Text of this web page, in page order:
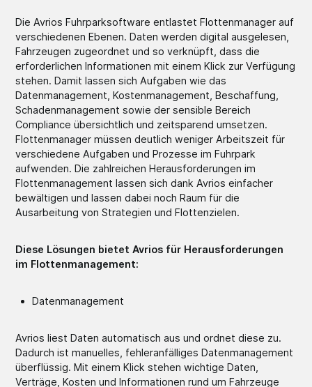
Die Avrios Fuhrparksoftware entlastet Flottenmanager auf
verschiedenen Ebenen. Daten werden digital ausgelesen,
Fahrzeugen zugeordnet und so verknüpft, dass die
erforderlichen Informationen mit einem Klick zur Verfügung
stehen. Damit lassen sich Aufgaben wie das
Datenmanagement, Kostenmanagement, Beschaffung,
Schadenmanagement sowie der sensible Bereich
Compliance übersichtlich und zeitsparend umsetzen.
Flottenmanager müssen deutlich weniger Arbeitszeit für
verschiedene Aufgaben und Prozesse im Fuhrpark
aufwenden. Die zahlreichen Herausforderungen im
Flottenmanagement lassen sich dank Avrios einfacher
bewältigen und lassen dabei noch Raum für die
Ausarbeitung von Strategien und Flottenzielen.
Diese Lösungen bietet Avrios für Herausforderungen
im Flottenmanagement:
Datenmanagement
Avrios liest Daten automatisch aus und ordnet diese zu.
Dadurch ist manuelles, fehleranfälliges Datenmanagement
überflüssig. Mit einem Klick stehen wichtige Daten,
Verträge, Kosten und Informationen rund um Fahrzeuge